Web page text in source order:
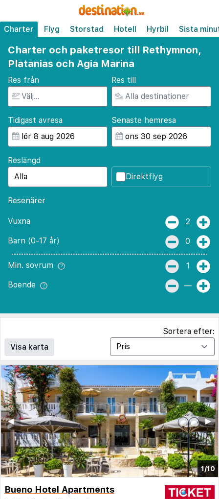
Charter Flyg Storstad Hotell Hyrbil Sista
Charter och paketresor till Rethymnon,
Platanias och Agia Marina
Res från Res till
Tidigast avresa Senaste hemresa
Reslängd
Direktflyg
Resenärer
Vuxna 2
Barn (0-17 år) 0
Min. sovrum 1
Boende —
Visa karta
Sortera efter:
1/10
▶︎
◀︎
Bueno Hotel Apartments